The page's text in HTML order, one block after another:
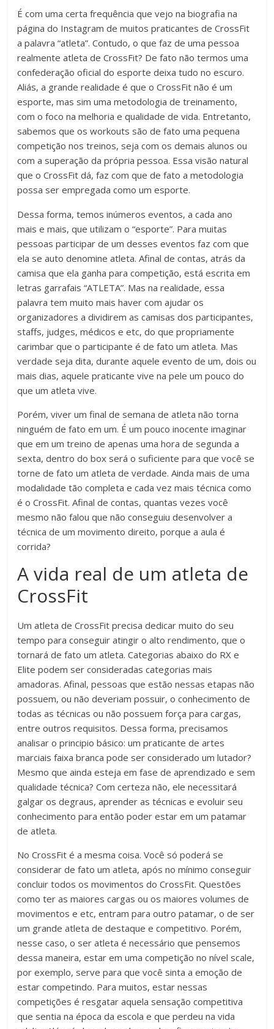
É com uma certa frequência que vejo na biografia na
página do Instagram de muitos praticantes de CrossFit
a palavra “atleta”. Contudo, o que faz de uma pessoa
realmente atleta de CrossFit? De fato não termos uma
confederação oficial do esporte deixa tudo no escuro.
Aliás, a grande realidade é que o CrossFit não é um
esporte, mas sim uma metodologia de treinamento,
com o foco na melhoria e qualidade de vida. Entretanto,
sabemos que os workouts são de fato uma pequena
competição nos treinos, seja com os demais alunos ou
com a superação da própria pessoa. Essa visão natural
que o CrossFit dá, faz com que de fato a metodologia
possa ser empregada como um esporte.
Dessa forma, temos inúmeros eventos, a cada ano
mais e mais, que utilizam o “esporte”. Para muitas
pessoas participar de um desses eventos faz com que
ela se auto denomine atleta. Afinal de contas, atrás da
camisa que ela ganha para competição, está escrita em
letras garrafais “ATLETA”. Mas na realidade, essa
palavra tem muito mais haver com ajudar os
organizadores a dividirem as camisas dos participantes,
staffs, judges, médicos e etc, do que propriamente
carimbar que o participante é de fato um atleta. Mas
verdade seja dita, durante aquele evento de um, dois ou
mais dias, aquele praticante vive na pele um pouco do
que um atleta vive.
Porém, viver um final de semana de atleta não torna
ninguém de fato em um. É um pouco inocente imaginar
que em um treino de apenas uma hora de segunda a
sexta, dentro do box será o suficiente para que você se
torne de fato um atleta de verdade. Ainda mais de uma
modalidade tão completa e cada vez mais técnica como
é o CrossFit. Afinal de contas, quantas vezes você
mesmo não falou que não conseguiu desenvolver a
técnica de um movimento direito, porque a aula é
corrida?
A vida real de um atleta de
CrossFit
Um atleta de CrossFit precisa dedicar muito do seu
tempo para conseguir atingir o alto rendimento, que o
tornará de fato um atleta. Categorias abaixo do RX e
Elite podem ser consideradas categorias mais
amadoras. Afinal, pessoas que estão nessas etapas não
possuem, ou não deveriam possuir, o conhecimento de
todas as técnicas ou não possuem força para cargas,
entre outros requisitos. Dessa forma, precisamos
analisar o principio básico: um praticante de artes
marciais faixa branca pode ser considerado um lutador?
Mesmo que ainda esteja em fase de aprendizado e sem
qualidade técnica? Com certeza não, ele necessitará
galgar os degraus, aprender as técnicas e evoluir seu
conhecimento para então poder estar em um patamar
de atleta.
No CrossFit é a mesma coisa. Você só poderá se
considerar de fato um atleta, após no mínimo conseguir
concluir todos os movimentos do CrossFit. Questões
como ter as maiores cargas ou os maiores volumes de
movimentos e etc, entram para outro patamar, o de ser
um grande atleta de destaque e competitivo. Porém,
nesse caso, o ser atleta é necessário que pensemos
dessa maneira, estar em uma competição no nível scale,
por exemplo, serve para que você sinta a emoção de
estar competindo. Para muitos, estar nessas
competições é resgatar aquela sensação competitiva
que sentia na época da escola e que perdeu na vida